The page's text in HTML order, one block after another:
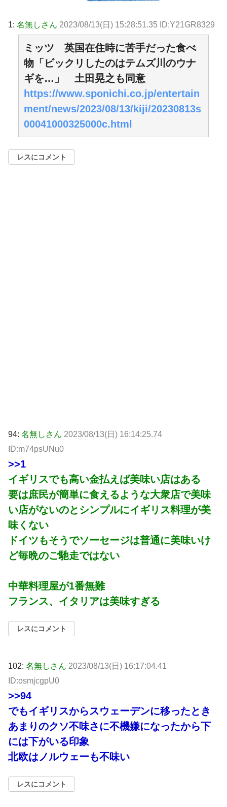
1: 名無しさん 2023/08/13(日) 15:28:51.35 ID:Y21GR8329
ミッツ 英国在住時に苦手だった食べ
物「ビックリしたのはテムズ川のウナ
ギを…」 土田晃之も同意
https://www.sponichi.co.jp/entertain
ment/news/2023/08/13/kiji/20230813s
00041000325000c.html
レスにコメント
94: 名無しさん 2023/08/13(日) 16:14:25.74
ID:m74psUNu0
>>1
イギリスでも高い金払えば美味い店はある
要は庶民が簡単に食えるような大衆店で美味
い店がないのとシンプルにイギリス料理が美
味くない
ドイツもそうでソーセージは普通に美味いけ
ど毎晩のご馳走ではない
中華料理屋が1番無難
フランス、イタリアは美味すぎる
レスにコメント
102: 名無しさん 2023/08/13(日) 16:17:04.41
ID:osmjcgpU0
>>94
でもイギリスからスウェーデンに移ったとき
あまりのクソ不味さに不機嫌になったから下
には下がいる印象
北欧はノルウェーも不味い
レスにコメント